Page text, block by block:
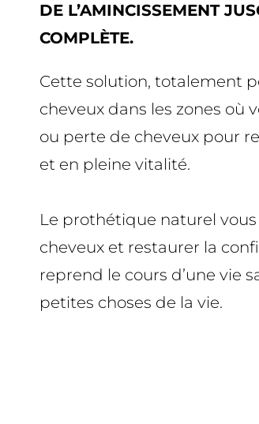
DE L’AMINCISSEMENT
COMPLÈTE.
Cette solution, totalement
cheveux dans les zones où
ou perte de cheveux pour
et en pleine vitalité.
Le prothétique naturel
cheveux et restaurer la
reprend le cours d’une vie
petites choses de la vie.